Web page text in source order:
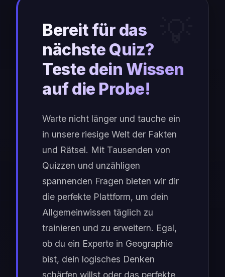
Bereit für das
nächste Quiz?
Teste dein Wissen
auf die Probe!
Warte nicht länger und tauche ein
in unsere riesige Welt der Fakten
und Rätsel. Mit Tausenden von
Quizzen und unzähligen
spannenden Fragen bieten wir dir
die perfekte Plattform, um dein
Allgemeinwissen täglich zu
trainieren und zu erweitern. Egal,
ob du ein Experte in Geographie
bist, dein logisches Denken
schärfen willst oder das perfekte